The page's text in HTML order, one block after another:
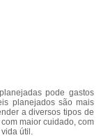
pode gastos
planejados são mais
a diversos tipos de
maior cuidado, com
útil.